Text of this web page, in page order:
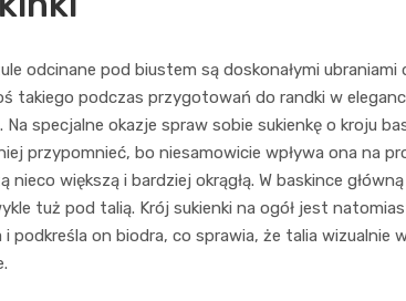
odcinane pod biustem są doskonałymi ubraniami
takiego podczas przygotowań do randki w
specjalne okazje spraw sobie sukienkę o kroju
przypomnieć, bo niesamowicie wpływa ona na
większą i bardziej okrągłą. W baskince
tuż pod talią. Krój sukienki na ogół jest
podkreśla on biodra, co sprawia, że talia wizualnie